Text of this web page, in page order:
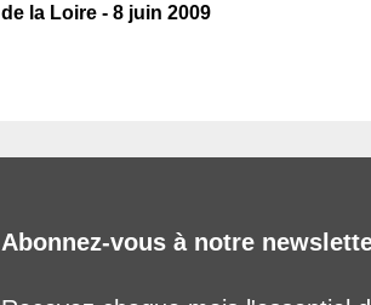
de la Loire - 8 juin 2009
Abonnez-vous à notre